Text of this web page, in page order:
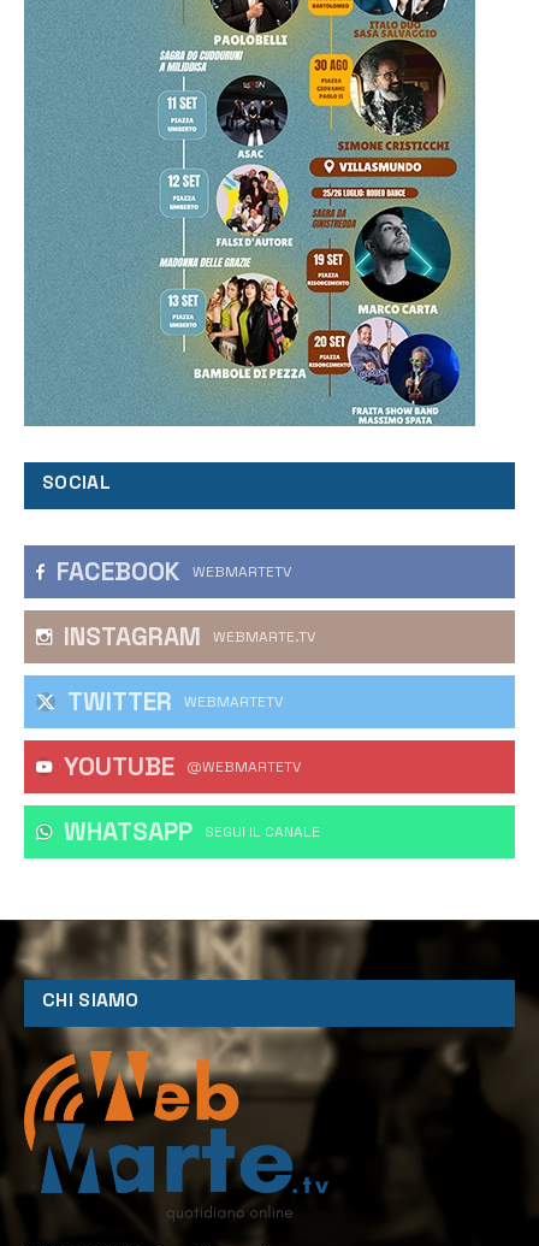
SOCIAL
FACEBOOK WEBMARTETV
INSTAGRAM WEBMARTE.TV
TWITTER WEBMARTETV
YOUTUBE @WEBMARTETV
WHATSAPP ‎SEGUI IL CANALE
CHI SIAMO